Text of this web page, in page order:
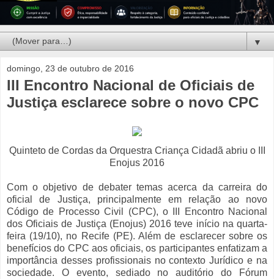
▼
domingo, 23 de outubro de 2016
III Encontro Nacional de Oficiais de
Justiça esclarece sobre o novo CPC
Quinteto de Cordas da Orquestra Criança Cidadã abriu o III
Enojus 2016
Com o objetivo de debater temas acerca da carreira do
oficial de Justiça, principalmente em relação ao novo
Código de Processo Civil (CPC), o III Encontro Nacional
dos Oficiais de Justiça (Enojus) 2016 teve início na quarta-
feira (19/10), no Recife (PE). Além de esclarecer sobre os
benefícios do CPC aos oficiais, os participantes enfatizam a
importância desses profissionais no contexto Jurídico e na
sociedade. O evento, sediado no auditório do Fórum